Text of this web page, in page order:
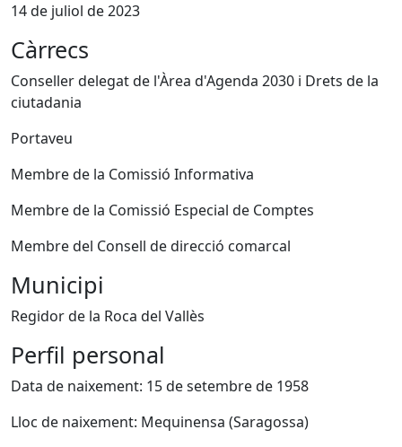
14 de juliol de 2023
Càrrecs
Conseller delegat de l'Àrea d'Agenda 2030 i Drets de la
ciutadania
Portaveu
Membre de la Comissió Informativa
Membre de la Comissió Especial de Comptes
Membre del Consell de direcció comarcal
Municipi
Regidor de la Roca del Vallès
Perfil personal
Data de naixement: 15 de setembre de 1958
Lloc de naixement: Mequinensa (Saragossa)